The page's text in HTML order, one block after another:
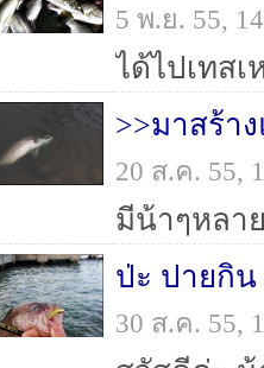
5 พ.ย. 55,
>>มาสร้า
20 ส.ค. 55,
30 ส.ค. 55,